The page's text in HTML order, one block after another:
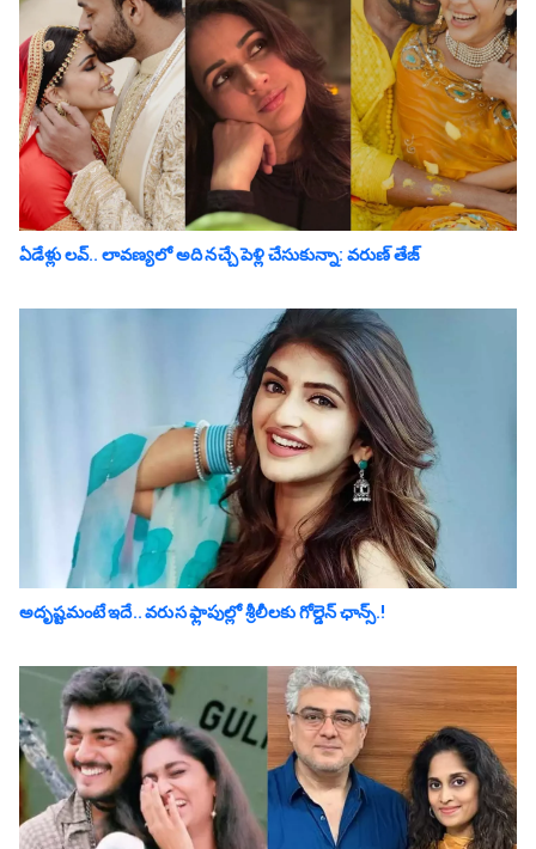
ఏడేళ్లు ల‌వ్‌.. లావ‌ణ్య‌లో అది న‌చ్చే పెళ్లి చేసుకున్నా: వ‌రుణ్ తేజ్‌
అదృష్టమంటే ఇదే.. వ‌రుస ఫ్లాపుల్లో శ్రీ‌లీల‌కు గోల్డెన్ ఛాన్స్‌.!